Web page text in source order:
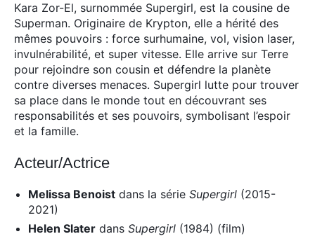
Kara Zor-El, surnommée Supergirl, est la cousine de
Superman. Originaire de Krypton, elle a hérité des
mêmes pouvoirs : force surhumaine, vol, vision laser,
invulnérabilité, et super vitesse. Elle arrive sur Terre
pour rejoindre son cousin et défendre la planète
contre diverses menaces. Supergirl lutte pour trouver
sa place dans le monde tout en découvrant ses
responsabilités et ses pouvoirs, symbolisant l’espoir
et la famille.
Acteur/Actrice
Melissa Benoist dans la série Supergirl (2015-
2021)
Helen Slater dans Supergirl (1984) (film)